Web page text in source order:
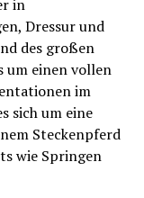
in
Dressur und
des großen
um einen vollen
im
sich um eine
Steckenpferd
wie Springen